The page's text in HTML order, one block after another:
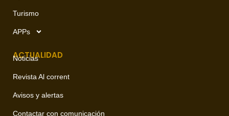
Turismo
APPs
ACTUALIDAD
Noticias
Revista Al corrent
Avisos y alertas
Contactar con comunicación